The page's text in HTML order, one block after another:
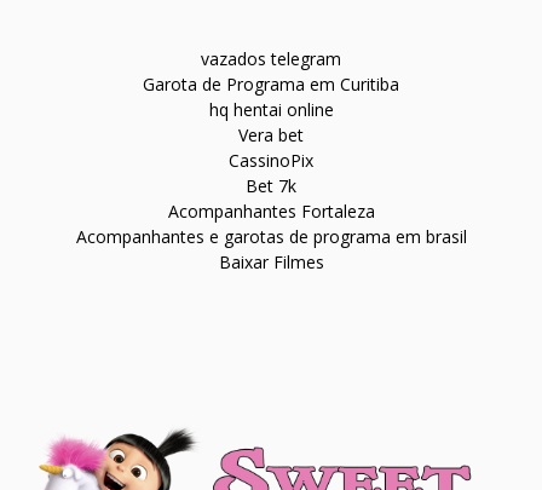
vazados telegram
Garota de Programa em Curitiba
hq hentai online
Vera bet
CassinoPix
Bet 7k
Acompanhantes Fortaleza
Acompanhantes e garotas de programa em brasil
Baixar Filmes